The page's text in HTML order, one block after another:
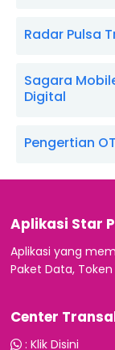
Radar Pulsa
Sagara
Digital
Pengertian
Aplikasi Star
Aplikasi yang
Paket Data,
Center
: Klik Disini